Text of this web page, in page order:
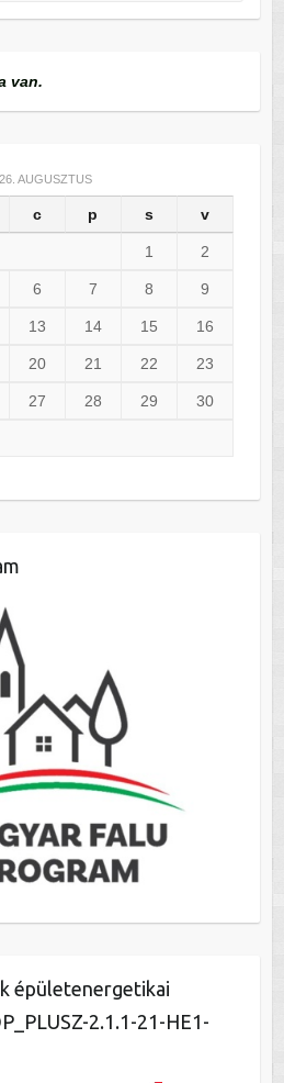
van.
AUGUSZTUS
c p s v
1 2
6 7 8 9
13 14 15 16
20 21 22 23
27 28 29 30
épületenergetikai
2.1.1-21-HE1-